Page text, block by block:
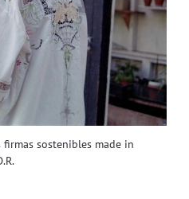
sostenibles made in